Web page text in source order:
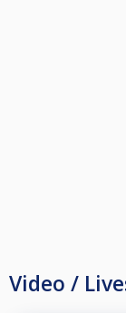
Video /